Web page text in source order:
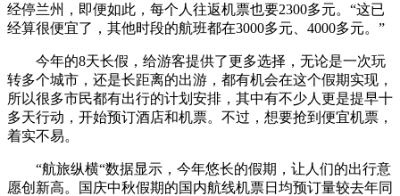
经停兰州，即便如此，每个人往返机票也要2300多元。“这已
经算很便宜了，其他时段的航班都在3000多元、4000多元。”
今年的8天长假，给游客提供了更多选择，无论是一次玩
转多个城市，还是长距离的出游，都有机会在这个假期实现，
所以很多市民都有出行的计划安排，其中有不少人更是提早十
多天行动，开始预订酒店和机票。不过，想要抢到便宜机票，
着实不易。
“航旅纵横“数据显示，今年悠长的假期，让人们的出行意
愿创新高。国庆中秋假期的国内航线机票日均预订量较去年同